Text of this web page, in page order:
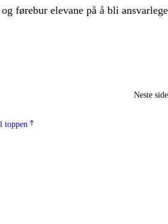
førebur elevane på å bli ansvarlege
Neste side
toppen